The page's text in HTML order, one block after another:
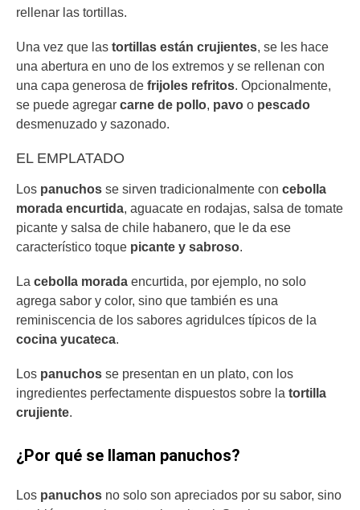
rellenar las tortillas.
Una vez que las tortillas están crujientes, se les hace
una abertura en uno de los extremos y se rellenan con
una capa generosa de frijoles refritos. Opcionalmente,
se puede agregar carne de pollo, pavo o pescado
desmenuzado y sazonado.
EL EMPLATADO
Los panuchos se sirven tradicionalmente con cebolla
morada encurtida, aguacate en rodajas, salsa de tomate
picante y salsa de chile habanero, que le da ese
característico toque picante y sabroso.
La cebolla morada encurtida, por ejemplo, no solo
agrega sabor y color, sino que también es una
reminiscencia de los sabores agridulces típicos de la
cocina yucateca.
Los panuchos se presentan en un plato, con los
ingredientes perfectamente dispuestos sobre la tortilla
crujiente.
¿Por qué se llaman panuchos?
Los panuchos no solo son apreciados por su sabor, sino